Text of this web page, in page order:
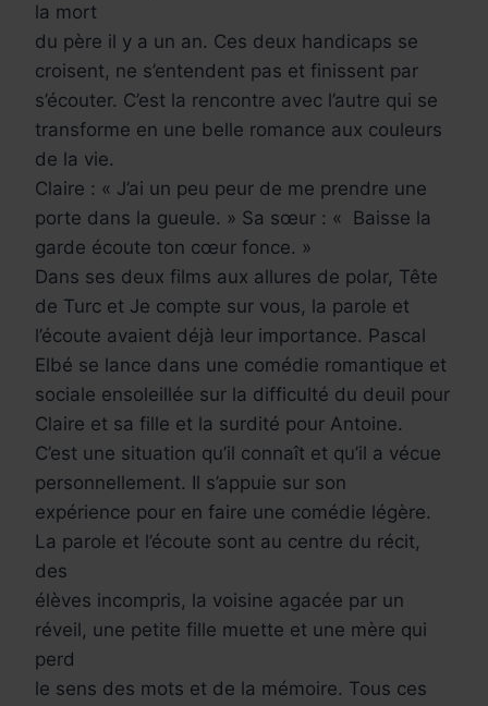
la mort
du père il y a un an. Ces deux handicaps se
croisent, ne s’entendent pas et finissent par
s’écouter. C’est la rencontre avec l’autre qui se
transforme en une belle romance aux couleurs
de la vie.
Claire : « J’ai un peu peur de me prendre une
porte dans la gueule. » Sa sœur : « Baisse la
garde écoute ton cœur fonce. »
Dans ses deux films aux allures de polar, Tête
de Turc et Je compte sur vous, la parole et
l’écoute avaient déjà leur importance. Pascal
Elbé se lance dans une comédie romantique et
sociale ensoleillée sur la difficulté du deuil pour
Claire et sa fille et la surdité pour Antoine.
C’est une situation qu’il connaît et qu’il a vécue
personnellement. Il s’appuie sur son
expérience pour en faire une comédie légère.
La parole et l’écoute sont au centre du récit,
des
élèves incompris, la voisine agacée par un
réveil, une petite fille muette et une mère qui
perd
le sens des mots et de la mémoire. Tous ces